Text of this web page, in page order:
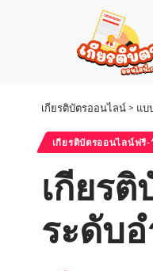
เกียรติบัตรออนไลน์ > แบ
เกียรติบัตรออนไลน์ฟรี
เกียร
ระดับอ